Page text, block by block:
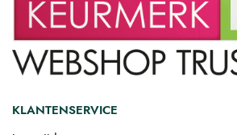
KLANTENSERVICE